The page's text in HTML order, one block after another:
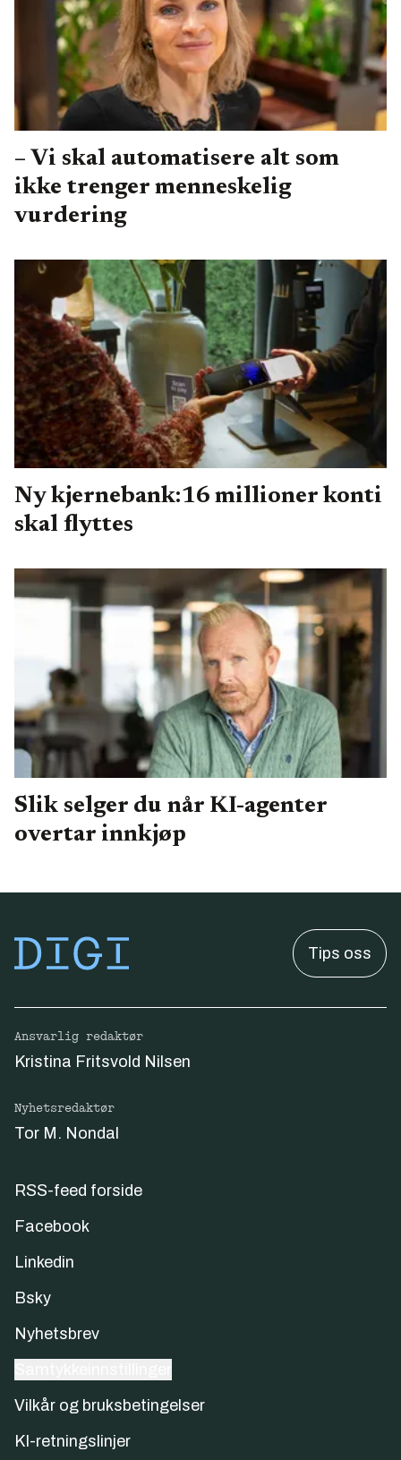
– Vi skal automatisere alt som
ikke trenger menneskelig
vurdering
Ny kjernebank:16 millioner konti
skal flyttes
Slik selger du når KI-agenter
overtar innkjøp
Tips oss
Ansvarlig redaktør
Kristina Fritsvold Nilsen
Nyhetsredaktør
Tor M. Nondal
RSS-feed forside
Facebook
Linkedin
Bsky
Nyhetsbrev
Vilkår og bruksbetingelser
KI-retningslinjer